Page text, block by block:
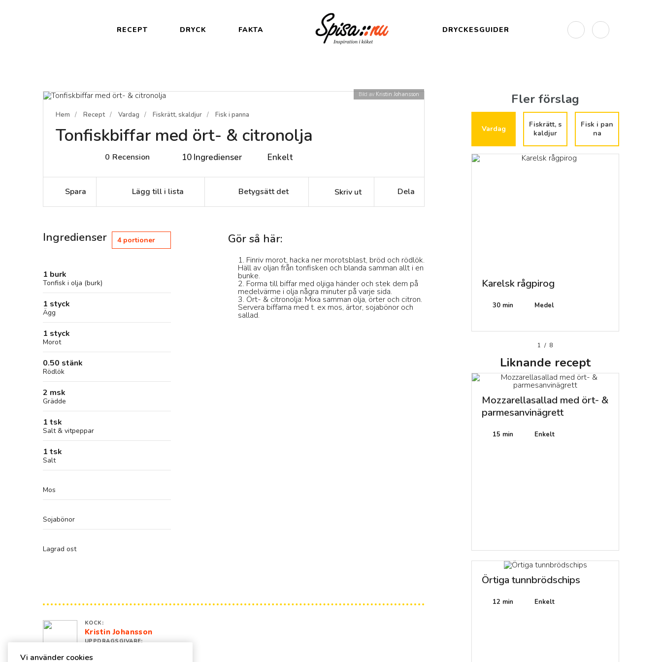
RECEPT DRYCK FAKTA DRYCKESGUIDER
Bild av Kristin Johansson
Hem Recept Vardag Fiskrätt, skaldjur Fisk i panna
Tonfiskbiffar med ört- & citronolja
0 Recension 10 Ingredienser Enkelt
Spara Lägg till i lista Betygsätt det Skriv ut Dela
Ingredienser 4 portioner
1 burk
Tonfisk i olja (burk)
1 styck
Ägg
1 styck
Morot
0.50 stänk
Rödlök
2 msk
Grädde
1 tsk
Salt & vitpeppar
1 tsk
Salt
Mos
Sojabönor
Lagrad ost
Gör så här:
1. Finriv morot, hacka ner morotsblast, bröd och rödlök.
Häll av oljan från tonfisken och blanda samman allt i en
bunke.
2. Forma till biffar med oljiga händer och stek dem på
medelvärme i olja några minuter på varje sida.
3. Ört- & citronolja: Mixa samman olja, örter och citron.
Servera biffarna med t. ex mos, ärtor, sojabönor och
sallad.
KOCK:
Kristin Johansson
UPPDRAGSGIVARE:
Fler förslag
Vardag
Fiskrätt, s
kaldjur
Fisk i pan
na
Löjromstoast /
forellromstoast
Karelsk rågpirog
30 min Medel
1 / 8
Liknande recept
Mozzarellasallad med ört- &
parmesanvinägrett
15 min Enkelt
Örtiga tunnbrödschips
12 min Enkelt
Vi använder cookies